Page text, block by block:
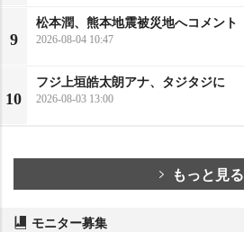
9
松本潤、熊本地震被災地へコメント
2026-08-04 10:47
10
フジ上垣皓太朗アナ、タジタジに
2026-08-03 13:00
もっと見る
モニター募集